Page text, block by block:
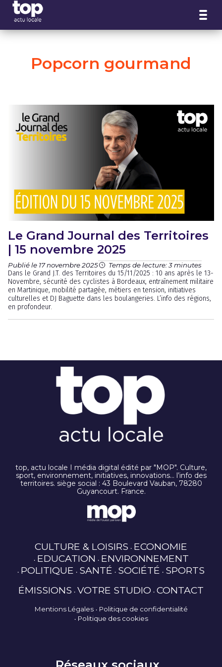
Popcorn gourmand
Le Grand Journal des Territoires
| 15 novembre 2025
Publié le 17 novembre 2025 Temps de lecture: 3 minutes
Dans le Grand J.T. des Territoires du 15/11/2025 : 10 ans après le 13-
Novembre, sécurité des cyclistes à Bordeaux, entraînement militaire
en Martinique, mobilité partagée, métiers en tension, initiatives
culturelles et DJ Baguette dans les boulangeries. L’info des régions,
en profondeur.
top, actu locale I média digital édité par "MOP". Culture,
sport, environnement, initiatives, innovations… l’info des
territoires. siège social : 43 Boulevard Vauban, 78280
Guyancourt. France.
CULTURE & LOISIRS ECONOMIE
EDUCATION ENVIRONNEMENT
POLITIQUE SANTÉ SOCIÉTÉ SPORTS
ÉMISSIONS VOTRE STUDIO CONTACT
Mentions Légales
Politique de confidentialité
Politique des cookies
Panneau de gestion des cookies